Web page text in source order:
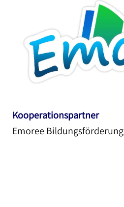
Kooperationspartner
Emoree